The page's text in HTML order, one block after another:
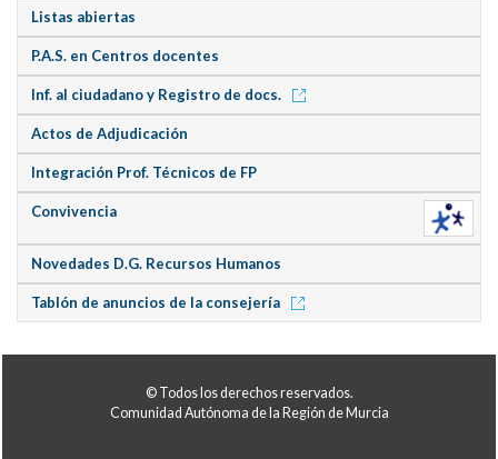
Listas abiertas
P.A.S. en Centros docentes
Inf. al ciudadano y Registro de docs.
Actos de Adjudicación
Integración Prof. Técnicos de FP
Convivencia
Novedades D.G. Recursos Humanos
Tablón de anuncios de la consejería
© Todos los derechos reservados.
Comunidad Autónoma de la Región de Murcia